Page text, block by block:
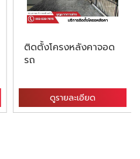
ติดตั้งโครงหลังคาจอด
รถ
ดูรายละเอียด